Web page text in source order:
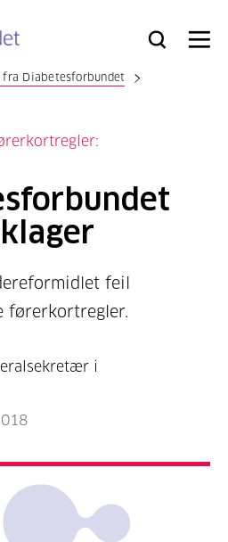
Bli
Logg
Søk Meny
Diabetesforbundet
feil
førerkortregler.
i